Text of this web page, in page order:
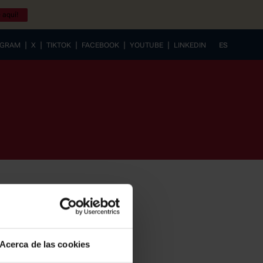
Acerca de las cookies
aquí!
| X | TIKTOK | FACEBOOK | YOUTUBE | LINKEDIN
ES